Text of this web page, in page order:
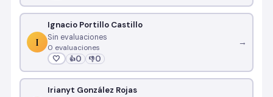
I
Ignacio Portillo Castillo
Sin evaluaciones
0 evaluaciones
🤍 👍0 👎0
→
Irianyt González Rojas